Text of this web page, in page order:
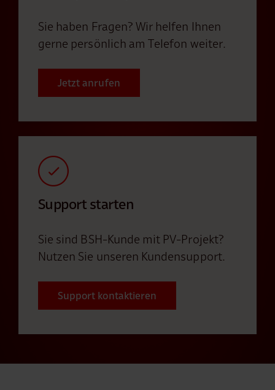
Sie haben Fragen? Wir helfen Ihnen
gerne persönlich am Telefon weiter.
Jetzt anrufen
Support starten
Sie sind BSH-Kunde mit PV-Projekt?
Nutzen Sie unseren Kundensupport.
Support kontaktieren